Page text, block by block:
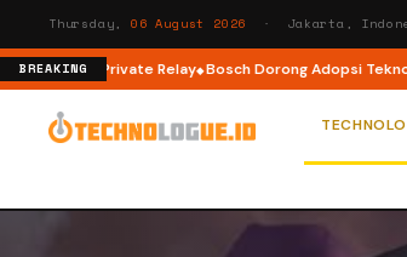
Thursday, 06 August 2026 · Jakarta,
BREAKING
Apple Private Relay Bosch Dorong Adopsi Teknologi